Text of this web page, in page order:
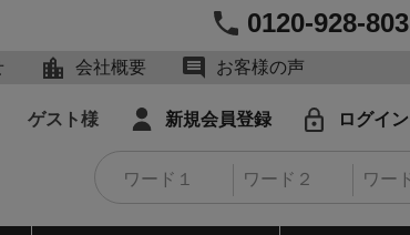
0120-928-803
会社概要 お客様の声
ゲスト様 新規会員登録 ログイン